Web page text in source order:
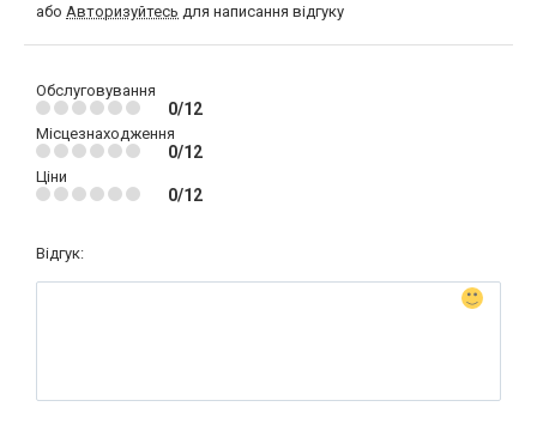
або Авторизуйтесь для написання відгуку
Обслуговування
0/12
Місцезнаходження
0/12
Ціни
0/12
Відгук: